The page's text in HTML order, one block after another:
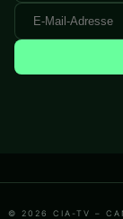
© 2026 CIA-TV –